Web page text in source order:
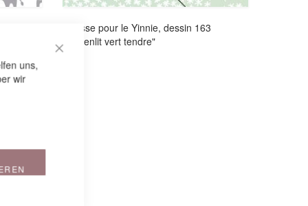
CLOSE COOKIE BAR
uns,
wir
Housse pour le Yinnie, dessin 163
"Pissenlit vert tendre"